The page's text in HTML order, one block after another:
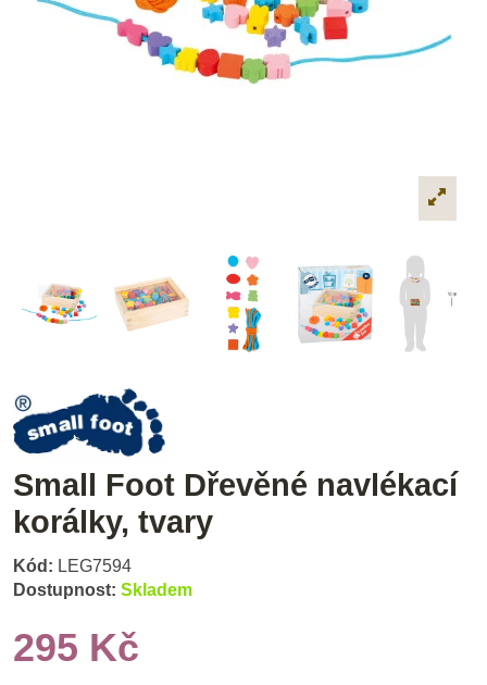
Small Foot Dřevěné navlékací
korálky, tvary
Kód: LEG7594
Dostupnost: Skladem
295 Kč